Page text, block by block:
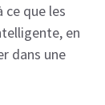
ce que les
en
dans une